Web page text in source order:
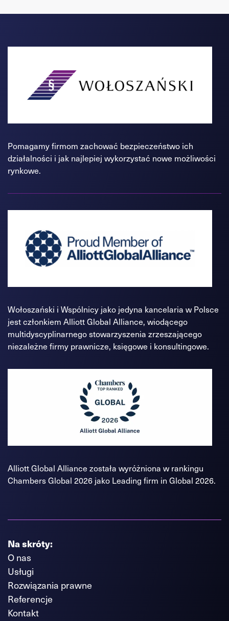
Pomagamy firmom zachować bezpieczeństwo ich
działalności i jak najlepiej wykorzystać nowe możliwości
rynkowe.
Wołoszański i Wspólnicy jako jedyna kancelaria w Polsce
jest członkiem Alliott Global Alliance, wiodącego
multidyscyplinarnego stowarzyszenia zrzeszającego
niezależne firmy prawnicze, księgowe i konsultingowe.
Alliott Global Alliance została wyróżniona w rankingu
Chambers Global 2026 jako Leading firm in Global 2026.
Na skróty:
O nas
Usługi
Rozwiązania prawne
Referencje
Kontakt